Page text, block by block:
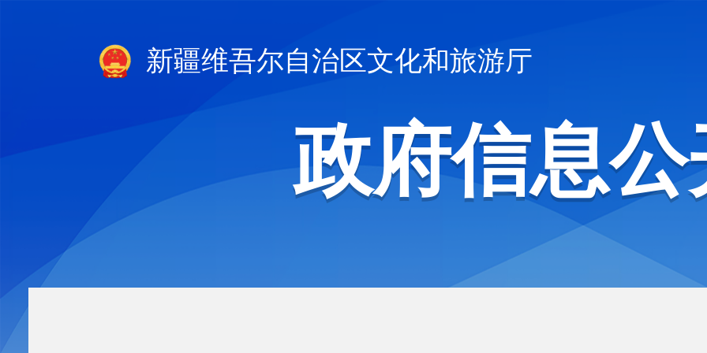
新疆维吾尔自治区文化和旅游厅
政府信息公